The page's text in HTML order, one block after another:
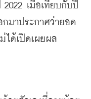
2022 เมื่อเทียบกับปี
กมาประกาศว่ายอด
ได้เปิดเผยผล